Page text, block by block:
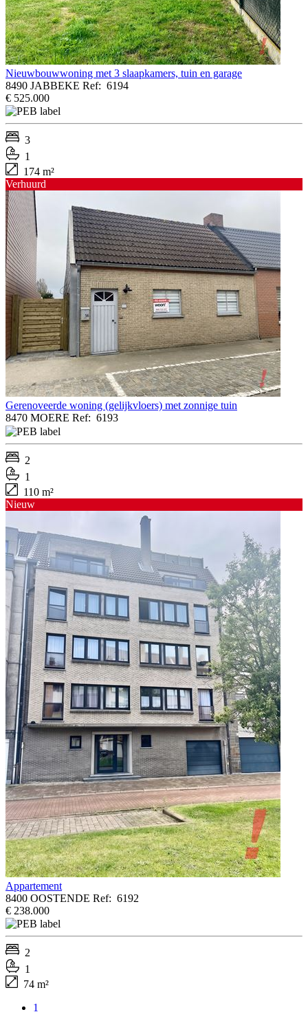
Nieuwbouwwoning met 3 slaapkamers, tuin en garage
8490 JABBEKE Ref: 6194
€ 525.000
3
1
174 m²
Verhuurd
Gerenoveerde woning (gelijkvloers) met zonnige tuin
8470 MOERE Ref: 6193
2
1
110 m²
Nieuw
Appartement
8400 OOSTENDE Ref: 6192
€ 238.000
2
1
74 m²
1